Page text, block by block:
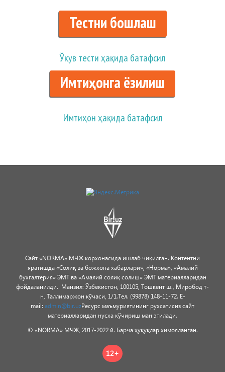
Тестни бошлаш
Ўқув тести ҳақида батафсил
Имтиҳонга ёзилиш
Имтиҳон ҳақида батафсил
Сайт «NORMA» МЧЖ корхонасида ишлаб чиқилган. Контентни
яратишда «Солиқ ва божхона хабарлари», «Норма», «Амалий
бухгалтерия» ЭМТ ва «Амалий солиқ солиш» ЭМТ материалларидан
фойдаланилди. Манзил: Ўзбекистон, 100105, Тошкент ш., Миробод т-
н, Таллимаржон кўчаси, 1/1.Тел. (99878) 148-11-72. E-
mail: admin@bir.uzРесурс маъмуриятининг рухсатисиз сайт
материалларидан нусха кўчириш ман этилади.
© «NORMA» МЧЖ, 2017-2022 й. Барча ҳуқуқлар химояланган.
12+